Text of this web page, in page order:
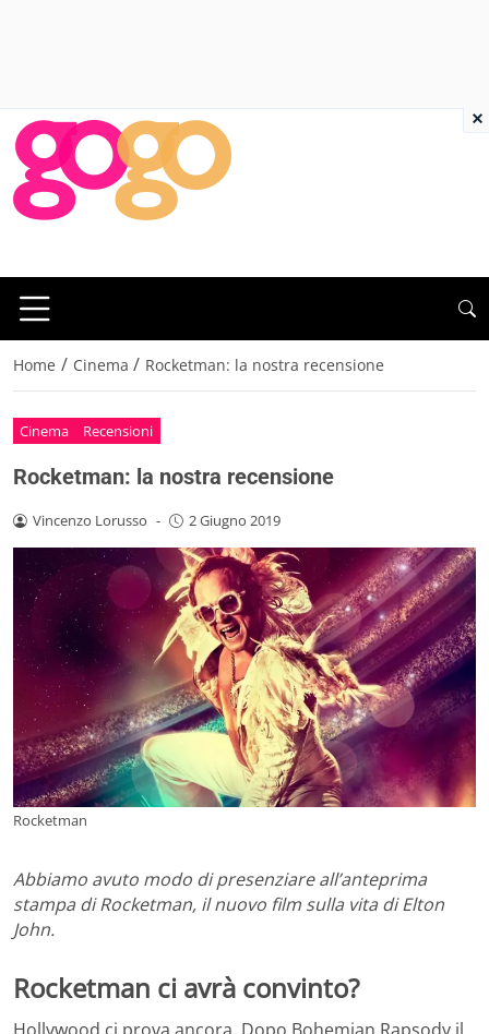
Home / Cinema / Rocketman: la nostra recensione
Cinema Recensioni
Rocketman: la nostra recensione
Vincenzo Lorusso - 2 Giugno 2019
Rocketman
Abbiamo avuto modo di presenziare all’anteprima
stampa di Rocketman, il nuovo film sulla vita di Elton
John.
Rocketman ci avrà convinto?
×